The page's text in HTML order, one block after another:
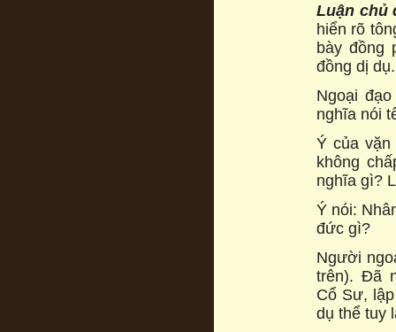
Luận chủ
hiển rõ
bày đồng
đồng dị dụ.
Ngoại
nghĩa nói
Ý của vặn
không
nghĩa gì?
Ý nói:
đức gì?
Người
trên). Đã
Cổ Sư,
dụ thể tuy